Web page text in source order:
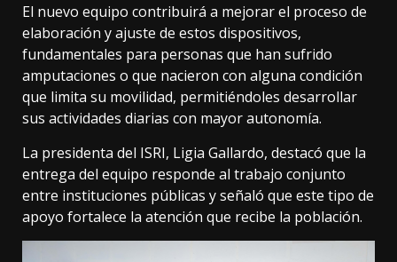
El nuevo equipo contribuirá a mejorar el proceso de
elaboración y ajuste de estos dispositivos,
fundamentales para personas que han sufrido
amputaciones o que nacieron con alguna condición
que limita su movilidad, permitiéndoles desarrollar
sus actividades diarias con mayor autonomía.
La presidenta del ISRI, Ligia Gallardo, destacó que la
entrega del equipo responde al trabajo conjunto
entre instituciones públicas y señaló que este tipo de
apoyo fortalece la atención que recibe la población.